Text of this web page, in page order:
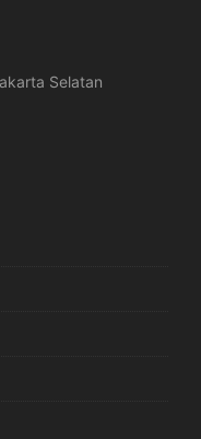
Selatan